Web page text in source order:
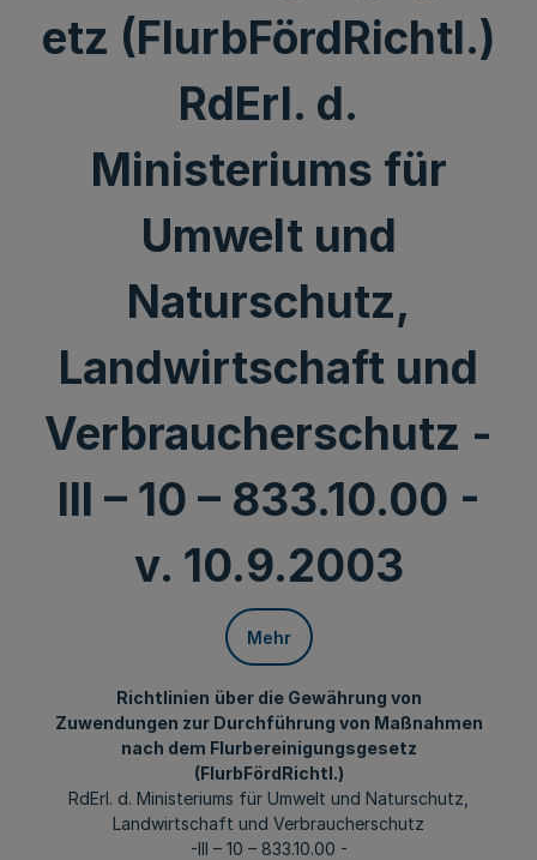
etz (FlurbFördRichtl.)
RdErl. d.
Ministeriums für
Umwelt und
Naturschutz,
Landwirtschaft und
Verbraucherschutz -
III – 10 – 833.10.00 -
v. 10.9.2003
Mehr
Richtlinien über die Gewährung von
Zuwendungen zur Durchführung von Maßnahmen
nach dem Flurbereinigungsgesetz
(FlurbFördRichtl.)
RdErl. d. Ministeriums für Umwelt und Naturschutz,
Landwirtschaft und Verbraucherschutz
-III – 10 – 833.10.00 -